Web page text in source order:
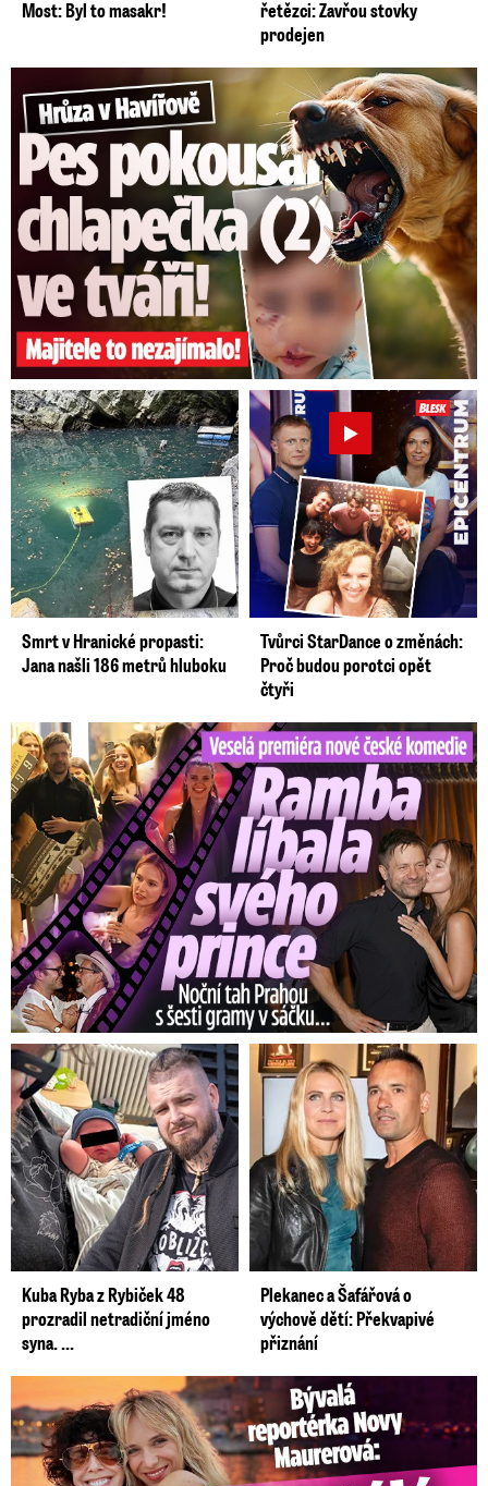
Most: Byl to masakr!
řetězci: Zavřou stovky
prodejen
Hrůza v Havířově: Pes pokousal chlapečka (2) ve tváři!
Smrt v Hranické propasti:
Jana našli 186 metrů hluboku
Tvůrci StarDance o změnách:
Proč budou porotci opět
čtyři
Veselá premiéra nové české komedie: Ramba líbala Mádla
Kuba Ryba z Rybiček 48
prozradil netradiční jméno
syna. ...
Plekanec a Šafářová o
výchově dětí: Překvapivé
přiznání
Bývalá reportérka Novy Maurerová: Neustálý boj o lásku s ...